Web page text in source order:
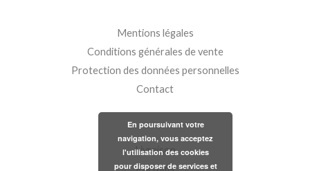
Mentions légales
Conditions générales de vente
Protection des données personnelles
Contact
Livraison
Parfums
En poursuivant votre
navigation, vous acceptez
l'utilisation des cookies
pour disposer de services et